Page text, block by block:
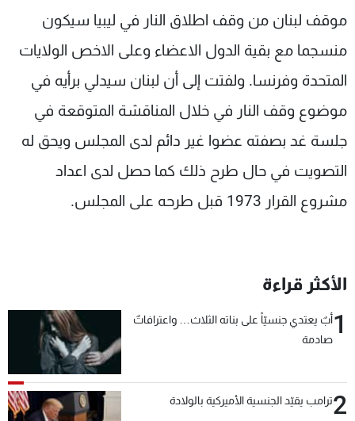
موقف لبنان من وقف اطلاق النار في ليبيا سيكون
منسجما مع بقية الدول الاعضاء وعلى الاخص الولايات
المتحدة وفرنسا. ولفتت إلى أن لبنان سيدلي برأيه في
موضوع وقف النار في خلال المناقشة المتوقعة في
جلسة غد بصفته عضوا غير دائم لدى المجلس ويحق له
التصويت في حال طرح ذلك كما حصل لدى اعداد
مشروع القرار 1973 قبل طرحه على المجلس.
الأكثر قراءة
1أبٌ يعتدي جنسيّاً على بناته الثلاث… واعترافاتٌ
صادمة
2ترامب يقيّد الجنسية الأميركية بالولادة
منوعات رياضة
كأس العالم
جدول البرامج
شاهد البرامج
الترددات
لاعلاناتكم